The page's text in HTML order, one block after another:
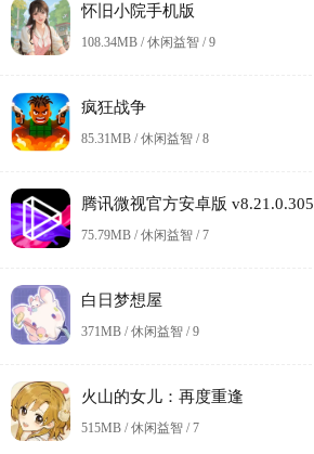
怀旧小院手机版
108.34MB / 休闲益智 /9
疯狂战争
85.31MB / 休闲益智 /8
腾讯微视官方安卓版 v8.21.0.305
75.79MB / 休闲益智 /7
白日梦想屋
371MB / 休闲益智 /9
火山的女儿：再度重逢
515MB / 休闲益智 /7